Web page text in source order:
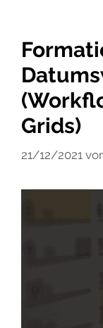
Grids)
21/12/2021